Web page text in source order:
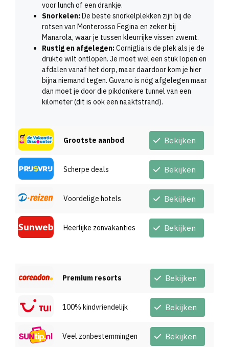
voor lunch of een drankje.
Snorkelen: De beste snorkelplekken zijn bij de
rotsen van Monterosso Fegina en zeker bij
Manarola, waar je tussen kleurrijke vissen zwemt.
Rustig en afgelegen:Corniglia is de plek als je de
drukte wilt ontlopen. Je moet wel een stuk lopen en
afdalen vanaf het dorp, maar daardoor kom je hier
bijna niemand tegen. Guvano is nóg afgelegen maar
dan moet je door die pikdonkere tunnel van een
kilometer (dit is ook een naaktstrand).
Grootste aanbod Bekijken
Scherpe deals Bekijken
Voordelige hotels Bekijken
Heerlijke zonvakanties Bekijken
Premium resorts Bekijken
100% kindvriendelijk Bekijken
Veel zonbestemmingen Bekijken